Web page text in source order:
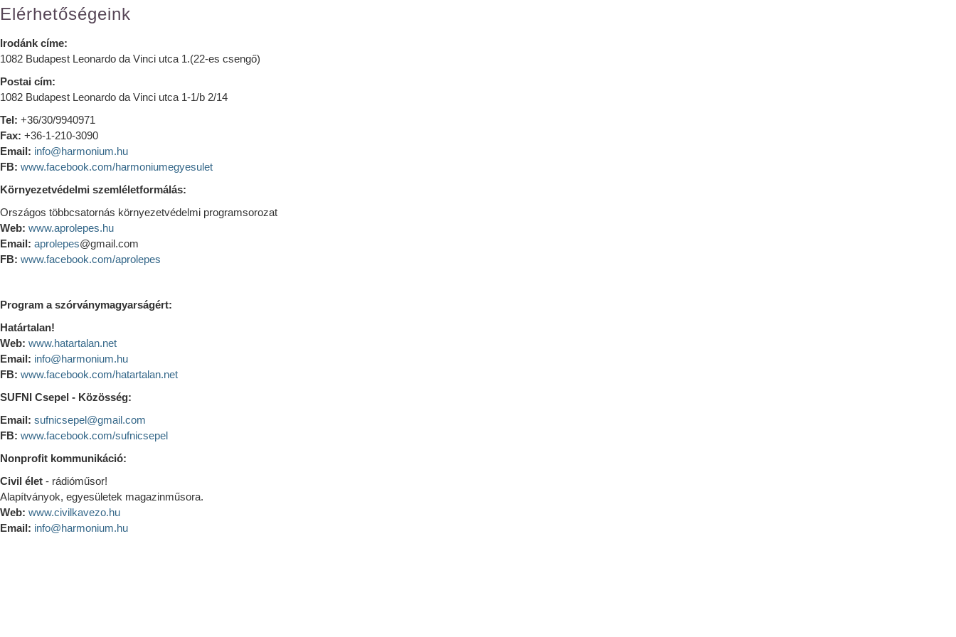
Elérhetőségeink
Irodánk címe:
1082 Budapest Leonardo da Vinci utca 1.(22-es csengő)
Postai cím:
1082 Budapest Leonardo da Vinci utca 1-1/b 2/14
Tel: +36/30/9940971
Fax: +36-1-210-3090
Email: info@harmonium.hu
FB: www.facebook.com/harmoniumegyesulet
Környezetvédelmi szemléletformálás:
Országos többcsatornás környezetvédelmi programsorozat
Web: www.aprolepes.hu
Email: aprolepes@gmail.com
FB: www.facebook.com/aprolepes
Program a szórványmagyarságért:
Határtalan!
Web: www.hatartalan.net
Email: info@harmonium.hu
FB: www.facebook.com/hatartalan.net
SUFNI Csepel - Közösség:
Email: sufnicsepel@gmail.com
FB: www.facebook.com/sufnicsepel
Nonprofit kommunikáció:
Civil élet - rádióműsor!
Alapítványok, egyesületek magazinműsora.
Web: www.civilkavezo.hu
Email: info@harmonium.hu